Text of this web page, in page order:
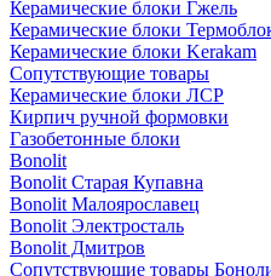
Керамические блоки Гжель
Керамические блоки
Керамические блоки Kerakam
Сопутствующие товары
Керамические блоки ЛСР
Кирпич ручной формовки
Газобетонные блоки
Bonolit
Bonolit Старая Купавна
Bonolit Малоярославец
Bonolit Электросталь
Bonolit Дмитров
Сопутствующие товары